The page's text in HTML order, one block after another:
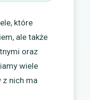
które
ale także
oraz
wiele
z nich ma